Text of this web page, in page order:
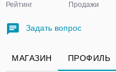
Рейтинг Продажи
Задать вопрос
МАГАЗИН ПРОФИЛЬ